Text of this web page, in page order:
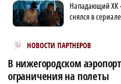
Нападающий ХК
снялся в
НОВОСТИ ПАРТНЕРОВ
Новости МирТесен
В нижегородском
ограничения на полеты